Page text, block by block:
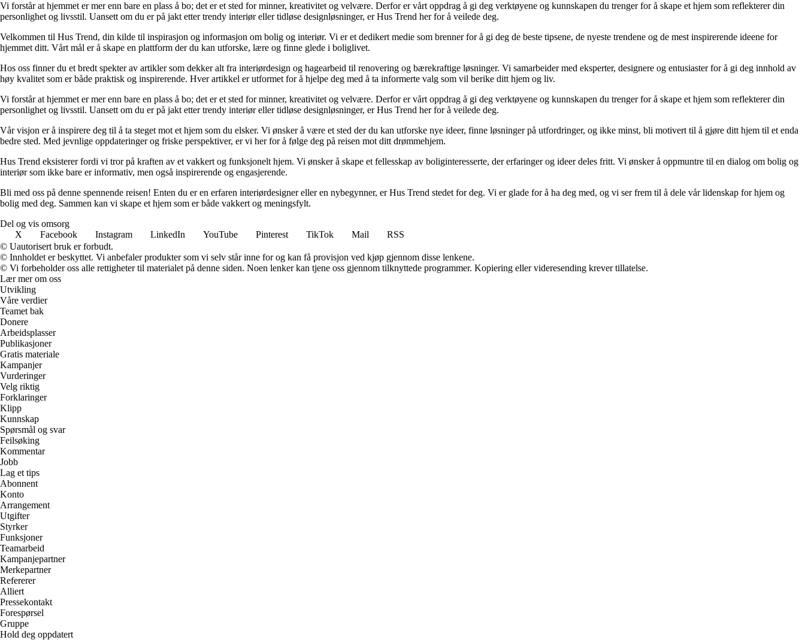
Vi forstår at hjemmet er mer enn bare en plass å bo; det er et sted for minner, kreativitet og velvære. Derfor er vårt oppdrag å gi deg verktøyene og kunnskapen du trenger for å skape et hjem som reflekterer din
personlighet og livsstil. Uansett om du er på jakt etter trendy interiør eller tidløse designløsninger, er Hus Trend her for å veilede deg.
Velkommen til Hus Trend, din kilde til inspirasjon og informasjon om bolig og interiør. Vi er et dedikert medie som brenner for å gi deg de beste tipsene, de nyeste trendene og de mest inspirerende ideene for
hjemmet ditt. Vårt mål er å skape en plattform der du kan utforske, lære og finne glede i boliglivet.
Hos oss finner du et bredt spekter av artikler som dekker alt fra interiørdesign og hagearbeid til renovering og bærekraftige løsninger. Vi samarbeider med eksperter, designere og entusiaster for å gi deg innhold av
høy kvalitet som er både praktisk og inspirerende. Hver artikkel er utformet for å hjelpe deg med å ta informerte valg som vil berike ditt hjem og liv.
Vi forstår at hjemmet er mer enn bare en plass å bo; det er et sted for minner, kreativitet og velvære. Derfor er vårt oppdrag å gi deg verktøyene og kunnskapen du trenger for å skape et hjem som reflekterer din
personlighet og livsstil. Uansett om du er på jakt etter trendy interiør eller tidløse designløsninger, er Hus Trend her for å veilede deg.
Vår visjon er å inspirere deg til å ta steget mot et hjem som du elsker. Vi ønsker å være et sted der du kan utforske nye ideer, finne løsninger på utfordringer, og ikke minst, bli motivert til å gjøre ditt hjem til et enda
bedre sted. Med jevnlige oppdateringer og friske perspektiver, er vi her for å følge deg på reisen mot ditt drømmehjem.
Hus Trend eksisterer fordi vi tror på kraften av et vakkert og funksjonelt hjem. Vi ønsker å skape et fellesskap av boliginteresserte, der erfaringer og ideer deles fritt. Vi ønsker å oppmuntre til en dialog om bolig og
interiør som ikke bare er informativ, men også inspirerende og engasjerende.
Bli med oss på denne spennende reisen! Enten du er en erfaren interiørdesigner eller en nybegynner, er Hus Trend stedet for deg. Vi er glade for å ha deg med, og vi ser frem til å dele vår lidenskap for hjem og
bolig med deg. Sammen kan vi skape et hjem som er både vakkert og meningsfylt.
Del og vis omsorg
X
Facebook Instagram LinkedIn YouTube Pinterest TikTok Mail
RSS
© Uautorisert bruk er forbudt.
© Innholdet er beskyttet. Vi anbefaler produkter som vi selv står inne for og kan få provisjon ved kjøp gjennom disse lenkene.
© Vi forbeholder oss alle rettigheter til materialet på denne siden. Noen lenker kan tjene oss gjennom tilknyttede programmer. Kopiering eller videresending krever tillatelse.
Lær mer om oss
Utvikling
Våre verdier
Teamet bak
Donere
Arbeidsplasser
Publikasjoner
Gratis materiale
Kampanjer
Vurderinger
Velg riktig
Forklaringer
Klipp
Kunnskap
Spørsmål og svar
Feilsøking
Kommentar
Jobb
Lag et tips
Abonnent
Konto
Arrangement
Utgifter
Styrker
Funksjoner
Teamarbeid
Kampanjepartner
Merkepartner
Refererer
Alliert
Pressekontakt
Forespørsel
Gruppe
Hold deg oppdatert